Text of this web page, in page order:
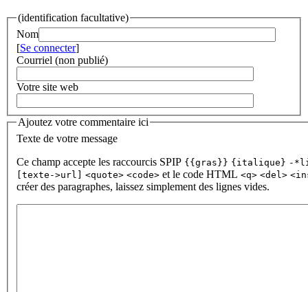
(identification facultative)
Nom
[Se connecter]
Courriel (non publié)
Votre site web
Ajoutez votre commentaire ici
Texte de votre message
Ce champ accepte les raccourcis SPIP {{gras}} {italique} -
[texte->url] <quote> <code> et le code HTML <q> <del>
créer des paragraphes, laissez simplement des lignes vides.